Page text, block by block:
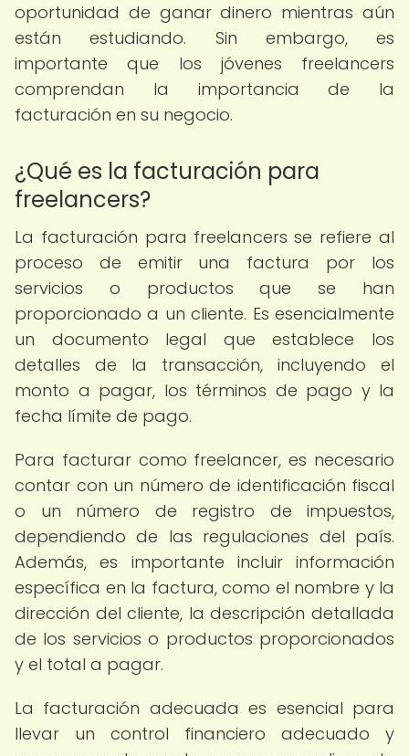
oportunidad de ganar dinero mientras aún
están estudiando. Sin embargo, es
importante que los jóvenes freelancers
comprendan la importancia de la
facturación en su negocio.
¿Qué es la facturación para
freelancers?
La facturación para freelancers se refiere al
proceso de emitir una factura por los
servicios o productos que se han
proporcionado a un cliente. Es esencialmente
un documento legal que establece los
detalles de la transacción, incluyendo el
monto a pagar, los términos de pago y la
fecha límite de pago.
Para facturar como freelancer, es necesario
contar con un número de identificación fiscal
o un número de registro de impuestos,
dependiendo de las regulaciones del país.
Además, es importante incluir información
específica en la factura, como el nombre y la
dirección del cliente, la descripción detallada
de los servicios o productos proporcionados
y el total a pagar.
La facturación adecuada es esencial para
llevar un control financiero adecuado y